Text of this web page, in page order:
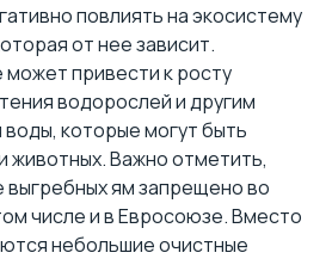
повлиять на экосистему
от нее зависит.
может привести к росту
водорослей и другим
воды, которые могут быть
животных. Важно отметить,
выгребных ям запрещено во
числе и в Евросоюзе. Вместо
небольшие очистные